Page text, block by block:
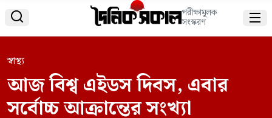
 পরীক্ষামূলক
সংস্করণ 
স্বাস্থ্য
আজ বিশ্ব এইডস দিবস, এবার
সর্বোচ্চ আক্রান্তের সংখ্যা